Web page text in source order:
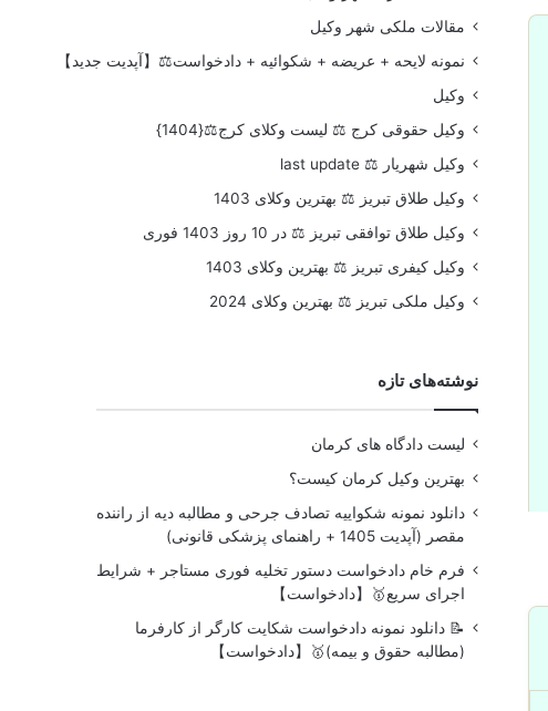
مقالات ملکی شهر وکیل
نمونه لایحه + عریضه + شکوائیه + دادخواست⚖️【آپدیت جدید】
وکیل
وکیل حقوقی کرج ⚖️ لیست وکلای کرج⚖️{1404}
وکیل شهریار ⚖️ last update
وکیل طلاق تبریز ⚖️ بهترین وکلای 1403
وکیل طلاق توافقی تبریز ⚖️ در 10 روز 1403 فوری
وکیل کیفری تبریز ⚖️ بهترین وکلای 1403
وکیل ملکی تبریز ⚖️ بهترین وکلای 2024
نوشته‌های تازه
لیست دادگاه های کرمان
بهترین وکیل کرمان کیست؟
دانلود نمونه شکواییه تصادف جرحی و مطالبه دیه از راننده
مقصر (آپدیت 1405 + راهنمای پزشکی قانونی)
فرم خام دادخواست دستور تخلیه فوری مستاجر + شرایط
اجرای سریع🥇【دادخواست】
📝 دانلود نمونه دادخواست شکایت کارگر از کارفرما
(مطالبه حقوق و بیمه)🥇【دادخواست】